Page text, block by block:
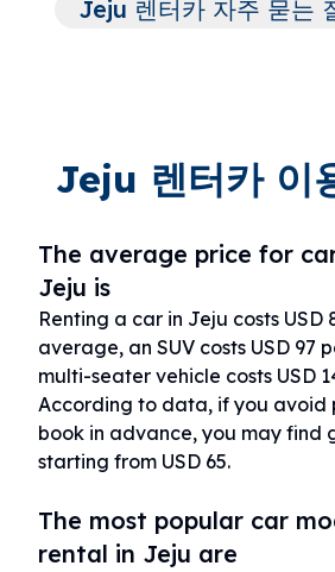
Jeju 렌터카 자주 묻는
Jeju 렌터카 이
The average price for
Jeju is
Renting a car in Jeju costs USD
average, an SUV costs USD 97
multi-seater vehicle costs USD
According to data, if you avoid
book in advance, you may find
starting from USD 65.
The most popular car
rental in Jeju are